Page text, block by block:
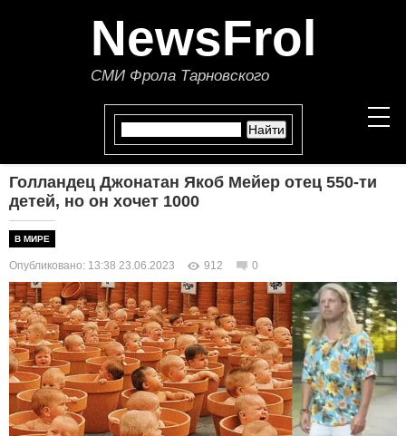
NewsFrol
СМИ Фрола Тарновского
НОВОСТИ
ПОЛИТИКА
ЭКОНОМИКА
В МИРЕ
ОБЩЕСТВО
Голландец Джонатан Якоб Мейер отец 550-ти
детей, но он хочет 1000
В МИРЕ
Опубликовано: 13:38 23.06.2023 912 0